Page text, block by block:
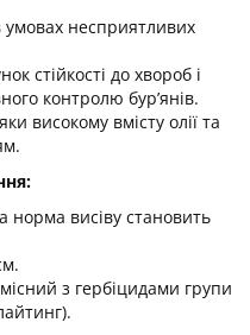
умовах несприятливих
стійкості до хвороб і
контролю бур’янів.
високому вмісту олії та
норма висіву становить
з гербіцидами групи